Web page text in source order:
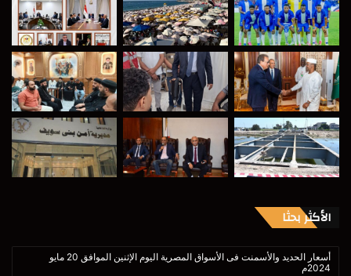
الأكثر بحثا
أسعار الحديد والأسمنت فى الأسواق المصرية اليوم الإثنين الموافق 20 مايو
2024م